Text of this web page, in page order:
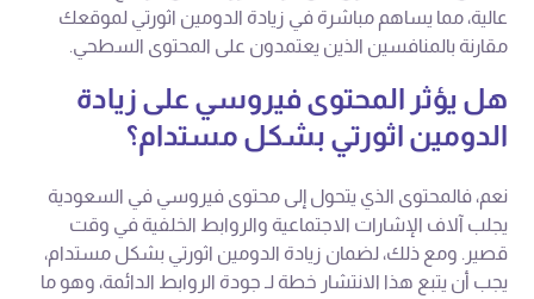
عالية، مما يساهم مباشرة في زيادة الدومين اثورتي لموقعك
مقارنة بالمنافسين الذين يعتمدون على المحتوى السطحي.
هل يؤثر المحتوى فيروسي على زيادة
الدومين اثورتي بشكل مستدام؟
نعم، فالمحتوى الذي يتحول إلى محتوى فيروسي في السعودية
يجلب آلاف الإشارات الاجتماعية والروابط الخلفية في وقت
قصير. ومع ذلك، لضمان زيادة الدومين اثورتي بشكل مستدام،
يجب أن يتبع هذا الانتشار خطة لـ جودة الروابط الدائمة، وهو ما